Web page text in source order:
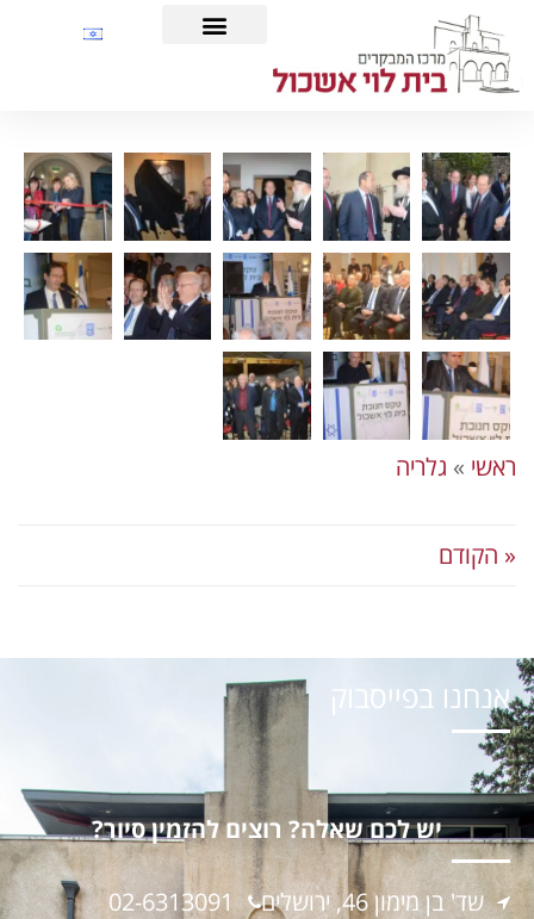
ראשי » גלריה
« הקודם
אנחנו בפייסבוק
יש לכם שאלה? רוצים להזמין סיור?
שד' בן מימון 46, ירושלים 02-6313091